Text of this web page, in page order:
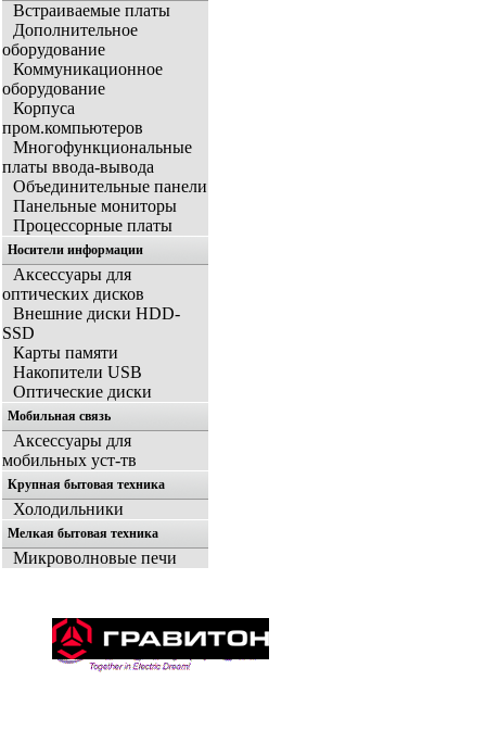
Встраиваемые платы
Дополнительное
оборудование
Коммуникационное
оборудование
Корпуса
пром.компьютеров
Многофункциональные
платы ввода-вывода
Объединительные панели
Панельные мониторы
Процессорные платы
Носители информации
Аксессуары для
оптических дисков
Внешние диски HDD-
SSD
Карты памяти
Накопители USB
Оптические диски
Мобильная связь
Аксессуары для
мобильных уст-тв
Крупная бытовая техника
Холодильники
Мелкая бытовая техника
Микроволновые печи